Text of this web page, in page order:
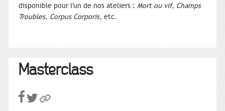
disponible pour l'un de nos ateliers : Mort ou vif, Champs
Troubles, Corpus Corporis, etc.
Masterclass